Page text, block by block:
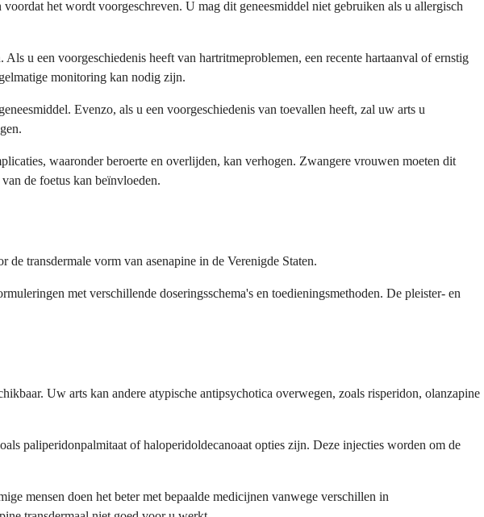
het wordt voorgeschreven. U mag dit geneesmiddel niet gebruiken als u allergisch
u een voorgeschiedenis heeft van hartritmeproblemen, een recente hartaanval of ernstig
monitoring kan nodig zijn.
Evenzo, als u een voorgeschiedenis van toevallen heeft, zal uw arts u
waaronder beroerte en overlijden, kan verhogen. Zwangere vrouwen moeten dit
de foetus kan beïnvloeden.
transdermale vorm van asenapine in de Verenigde Staten.
met verschillende doseringsschema's en toedieningsmethoden. De pleister- en
Uw arts kan andere atypische antipsychotica overwegen, zoals risperidon, olanzapine
paliperidonpalmitaat of haloperidoldecanoaat opties zijn. Deze injecties worden om de
mensen doen het beter met bepaalde medicijnen vanwege verschillen in